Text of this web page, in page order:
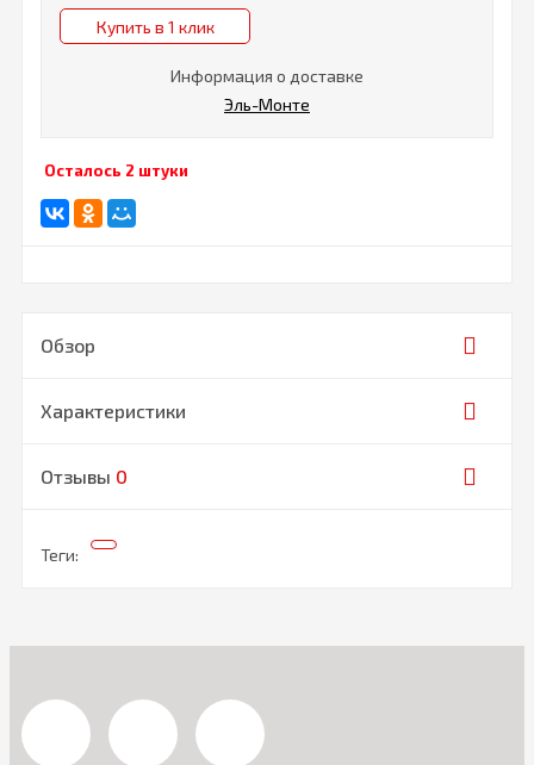
Купить в 1 клик
Информация о доставке
Эль-Монте
Осталось 2 штуки
Обзор
Характеристики
Отзывы 0
Теги: